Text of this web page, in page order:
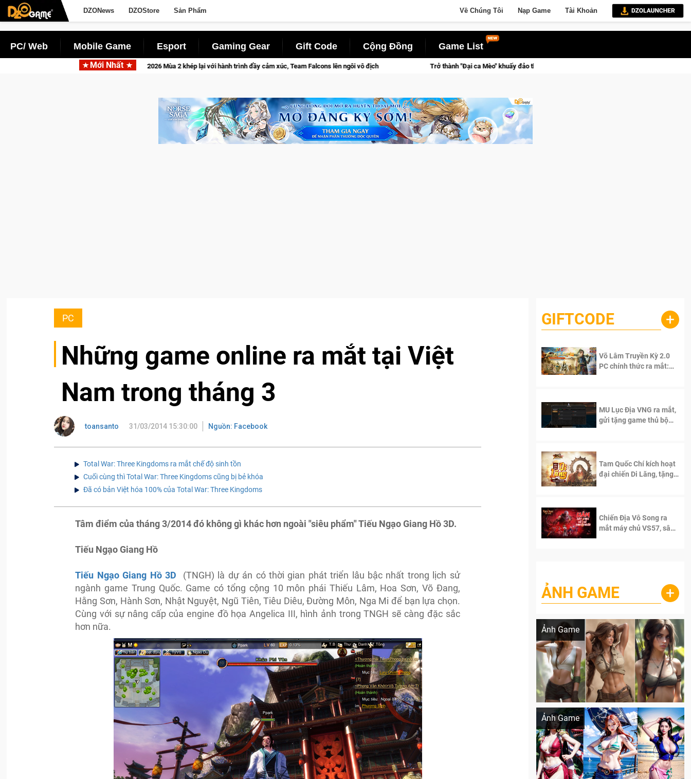
DZONews DZOStore Sản Phẩm Về Chúng Tôi Nạp Game Tài Khoản
PC/ Web Mobile Game Esport Gaming Gear Gift Code Cộng Đồng Game List
Mới Nhất
CFVL 2026 Mùa 2 khép lại với hành trình đầy cảm xúc, Team Falcons lên ngôi vô địch Trở thành "Đại ca Mèo" khuấy đảo thế giới ngầm trong Cat Mafia
PC
Những game online ra mắt tại Việt
Nam trong tháng 3
toansanto 31/03/2014 15:30:00 Nguồn: Facebook
Total War: Three Kingdoms ra mắt chế độ sinh tồn
Cuối cùng thì Total War: Three Kingdoms cũng bị bẻ khóa
Đã có bản Việt hóa 100% của Total War: Three Kingdoms
Tâm điểm của tháng 3/2014 đó không gì khác hơn ngoài "siêu phẩm" Tiếu Ngạo Giang Hồ 3D.
Tiếu Ngạo Giang Hồ
Tiếu Ngạo Giang Hồ 3D (TNGH) là dự án có thời gian phát triển lâu bậc nhất trong lịch sử
ngành game Trung Quốc. Game có tổng cộng 10 môn phái Thiếu Lâm, Hoa Sơn, Võ Đang,
Hằng Sơn, Hành Sơn, Nhật Nguyệt, Ngũ Tiên, Tiêu Diêu, Đường Môn, Nga Mi để bạn lựa chọn.
Cùng với sự nâng cấp của engine đồ họa Angelica III, hình ảnh trong TNGH sẽ càng đặc sắc
hơn nữa.
GIFTCODE +
Võ Lâm Truyền Kỳ 2.0
PC chính thức ra mắt:
MU Lục Địa VNG ra mắt,
gửi tặng game thủ bộ
Tam Quốc Chí kích hoạt
đại chiến Di Lăng, tặng
Chiến Địa Vô Song ra
mắt máy chủ VS57, sân
ẢNH GAME +
Ảnh Game
Lala Croft vừa nóng vừa xinh dưới nét vẽ
Ảnh Game
Khi AI Cosplay gái đẹp One Piece